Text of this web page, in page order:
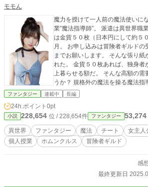
モモん
魔力を授けて一人前の魔法使いに
業”魔法指導師”。 派遣は異世界職
は金貨５０枚（日本円にして約５
月。 お申し込みは冒険者ギルド
までお願いします。 そんな張り紙が冒険者ギルドに張り出さ
れた。 金貨５０枚あれば、独身者
上暮らせる額だ。 そんな高額の需
うか？ 規格外の魔法を操る魔法指導師アリシアの授業が今始
まろうとしていた。
ファンタジー 連載中 長編
24h.ポイント 0pt
小説 228,654 位 / 228,654件 ファンタジー 53,274
異世界 ファンタジー 魔法 チート 女主人
個人授業
ホムンクルス 冒険者ギルド
感
最終更新日